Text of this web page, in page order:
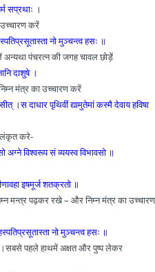
सप्रथाः ।
करें
नो मुञ्चन्त्व हसः ॥
अन्यथा पंचरत्न की जगह चावल छोड़ें
दाशुषे ।
मंत्र का उच्चारण करें
।स दाधार पृथिवीं द्यामुतेमां कस्मै देवाय हविषा
करे-
अग्ने विश्‍वरूप सं व्ययस्व विभावसो ॥
इषमूर्ज शतक्रतो ॥
मन्त्र पढ़कर रखे – और निम्न मंत्र का उच्चारण
नो मुञ्चन्त्व हसः ॥
पहले हाथमें अक्षत और पुष्प लेकर